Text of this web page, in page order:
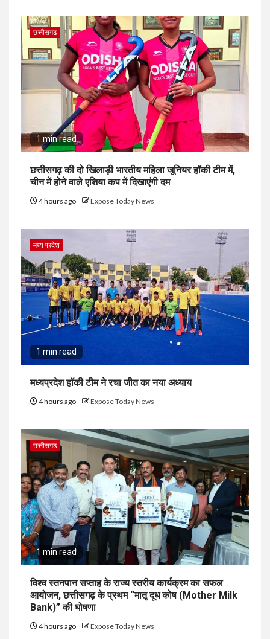
छत्तीसगढ
1 min read
छत्तीसगढ़ की दो खिलाड़ी भारतीय महिला जूनियर हॉकी टीम में,
चीन में होने वाले एशिया कप में दिखाएंगी दम
4 hours ago Expose Today News
मध्य प्रदेश
1 min read
मध्यप्रदेश हॉकी टीम ने रचा जीत का नया अध्याय
4 hours ago Expose Today News
छत्तीसगढ
1 min read
विश्व स्तनपान सप्ताह के राज्य स्तरीय कार्यक्रम का सफल
आयोजन, छत्तीसगढ़ के प्रथम “मातृ दूध कोष (Mother Milk
Bank)” की घोषणा
4 hours ago Expose Today News